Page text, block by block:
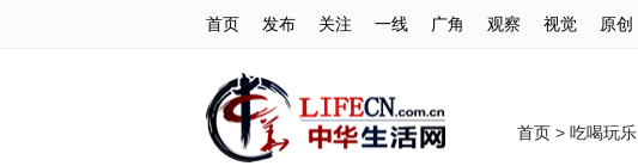
首页 发布 关注 一线 广角 观察 视觉 原创
首页 > 吃喝玩乐